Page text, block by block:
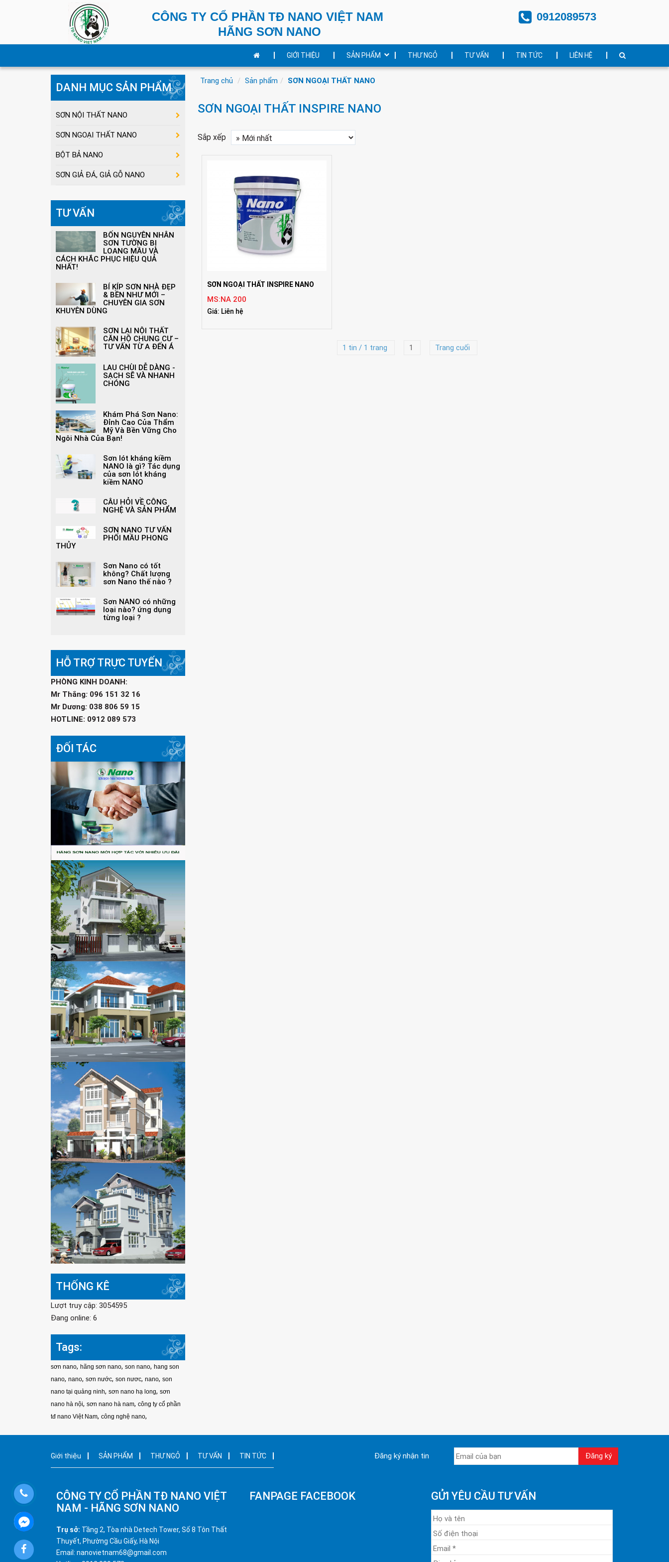
CÔNG TY CỔ PHẦN TĐ NANO VIỆT NAM
HÃNG SƠN NANO
0912089573
GIỚI THIỆU SẢN PHẨM THƯ NGỎ TƯ VẤN TIN TỨC LIÊN HỆ
Trang chủ Sản phẩm SƠN NGOẠI THẤT NANO
SƠN NGOẠI THẤT INSPIRE NANO
Sắp xếp
SƠN NGOẠI THẤT INSPIRE NANO
MS:NA 200
Giá: Liên hệ
1 tin / 1 trang 1 Trang cuối
DANH MỤC SẢN PHẨM
SƠN NỘI THẤT NANO
SƠN NGOẠI THẤT NANO
BỘT BẢ NANO
SƠN GIẢ ĐÁ, GIẢ GỖ NANO
TƯ VẤN
BỐN NGUYÊN NHÂN
SƠN TƯỜNG BỊ
LOANG MẦU VÀ
CÁCH KHẮC PHỤC HIỆU QUẢ
NHẤT!
BÍ KÍP SƠN NHÀ ĐẸP
& BỀN NHƯ MỚI –
CHUYÊN GIA SƠN
KHUYÊN DÙNG
SƠN LẠI NỘI THẤT
CĂN HỘ CHUNG CƯ –
TƯ VẤN TỪ A ĐẾN Á
LAU CHÙI DỄ DÀNG -
SẠCH SẼ VÀ NHANH
CHÓNG
Khám Phá Sơn Nano:
Đỉnh Cao Của Thẩm
Mỹ Và Bền Vững Cho
Ngôi Nhà Của Bạn!
Sơn lót kháng kiềm
NANO là gì? Tác dụng
của sơn lót kháng
kiềm NANO
CÂU HỎI VỀ CÔNG
NGHỆ VÀ SẢN PHẨM
SƠN NANO TƯ VẤN
PHỐI MẦU PHONG
THỦY
Sơn Nano có tốt
không? Chất lượng
sơn Nano thế nào ?
Sơn NANO có những
loại nào? ứng dụng
từng loại ?
HỖ TRỢ TRỰC TUYẾN
PHÒNG KINH DOANH:
Mr Thắng: 096 151 32 16
Mr Dương: 038 806 59 15
HOTLINE: 0912 089 573
ĐỐI TÁC
THỐNG KÊ
Lượt truy cập: 3054595
Đang online: 6
Tags:
sơn nano, hãng sơn nano, son nano, hang son
nano, nano, sơn nước, son nươc, nano, son
nano tại quảng ninh, sơn nano hạ long, sơn
nano hà nội, sơn nano hà nam, công ty cổ phần
tđ nano Việt Nam, công nghệ nano,
Giới thiệu SẢN PHẨM THƯ NGỎ TƯ VẤN TIN TỨC Đăng ký nhận tin
CÔNG TY CỔ PHẦN TĐ NANO VIỆT
NAM - HÃNG SƠN NANO
Trụ sở: Tầng 2, Tòa nhà Detech Tower, Số 8 Tôn Thất
Thuyết, Phường Cầu Giấy, Hà Nội
Email: nanovietnam68@gmail.com
FANPAGE FACEBOOK GỬI YÊU CẦU TƯ VẤN